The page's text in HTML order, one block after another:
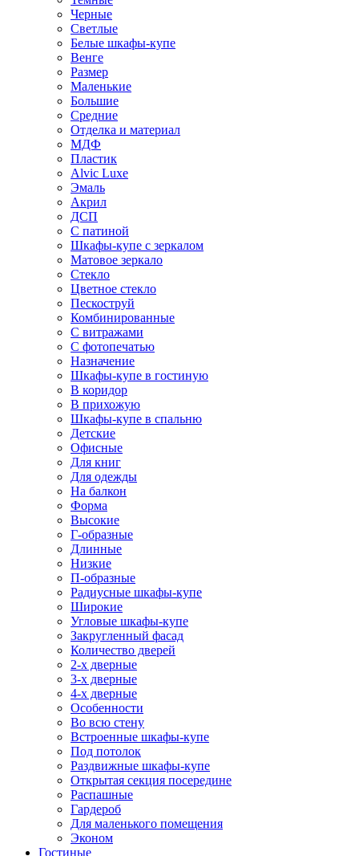
Черные
Светлые
Белые шкафы-купе
Венге
Размер
Маленькие
Большие
Средние
Отделка и материал
МДФ
Пластик
Alvic Luxe
Эмаль
Акрил
ДСП
С патиной
Шкафы-купе с зеркалом
Матовое зеркало
Стекло
Цветное стекло
Пескоструй
Комбинированные
С витражами
С фотопечатью
Назначение
Шкафы-купе в гостиную
В коридор
В прихожую
Шкафы-купе в спальню
Детские
Офисные
Для книг
Для одежды
На балкон
Форма
Высокие
Г-образные
Длинные
Низкие
П-образные
Радиусные шкафы-купе
Широкие
Угловые шкафы-купе
Закругленный фасад
Количество дверей
2-х дверные
3-х дверные
4-х дверные
Особенности
Во всю стену
Встроенные шкафы-купе
Под потолок
Раздвижные шкафы-купе
Открытая секция посередине
Распашные
Гардероб
Для маленького помещения
Эконом
Гостиные